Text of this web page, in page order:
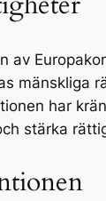
mänskliga
har
stärka